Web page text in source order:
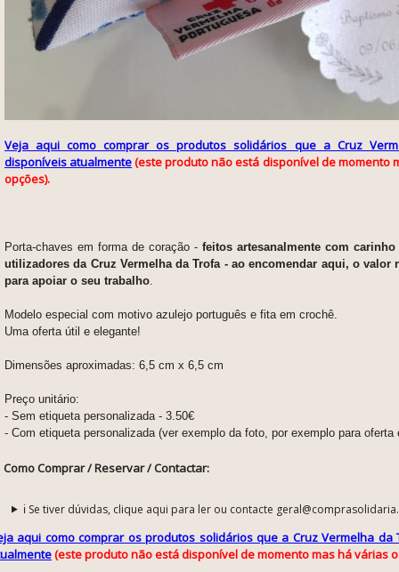
Veja aqui como comprar os produtos solidários que a Cruz
disponíveis atualmente(este produto não está disponível de momento
opções).
Porta-chaves em forma de coração - feitos artesanalmente com
utilizadores da Cruz Vermelha da Trofa - ao encomendar aqui, o valor
para apoiar o seu trabalho
Modelo especial com motivo azulejo português e fita em crochê.
Uma oferta útil e elegante!
Dimensões aproximadas: 6,5 cm x 6,5 cm
Preço unitário:
- Sem etiqueta personalizada - 3.50€
- Com etiqueta personalizada (ver exemplo da foto, por exemplo para oferta
Como Comprar / Reservar / Contactar:
ℹ️ Se tiver dúvidas, clique aqui para ler ou contacte
aqui como comprar os produtos solidários que a Cruz Vermelha da
(este produto não está disponível de momento mas há várias